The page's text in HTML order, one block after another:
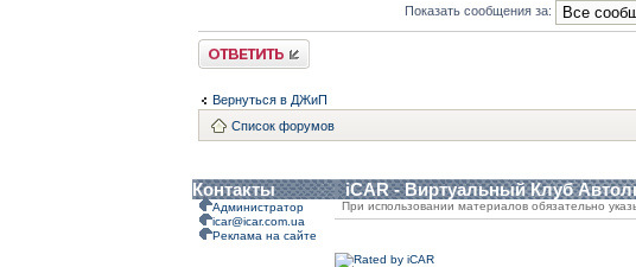
Показать сообщения за:
Ответить
Вернуться в ДЖиП
Список форумов
Контакты iCAR - Виртуальный Клуб
Администратор
icar@icar.com.ua
Реклама на сайте
При использовании материалов обязательно